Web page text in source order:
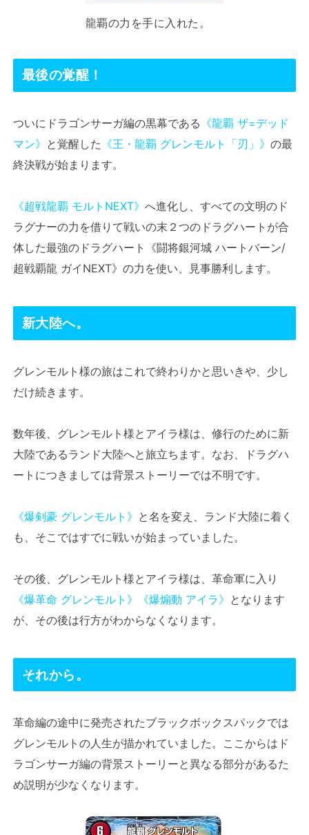
龍覇の力を手に入れた。
最後の覚醒！
ついにドラゴンサーガ編の黒幕である 《龍覇 ザ=デッド
マン》 と覚醒した 《王・龍覇 グレンモルト「刃」》 の最
終決戦が始まります。
《超戦龍覇 モルトNEXT》 へ進化し、すべての文明のド
ラグナーの力を借りて戦いの末２つのドラグハートが合
体した最強のドラグハート《闘将銀河城 ハートバーン/
超戦覇龍 ガイNEXT》の力を使い、見事勝利します。
新大陸へ。
グレンモルト様の旅はこれで終わりかと思いきや、少し
だけ続きます。
数年後、グレンモルト様とアイラ様は、修行のために新
大陸であるランド大陸へと旅立ちます。なお、ドラグハ
ートにつきましては背景ストーリーでは不明です。
《爆剣豪 グレンモルト》 と名を変え、ランド大陸に着く
も、そこではすでに戦いが始まっていました。
その後、グレンモルト様とアイラ様は、革命軍に入り
《爆革命 グレンモルト》
《爆煽動 アイラ》 となります
が、その後は行方がわからなくなります。
それから。
革命編の途中に発売されたブラックボックスパックでは
グレンモルトの人生が描かれていました。ここからはド
ラゴンサーガ編の背景ストーリーと異なる部分があるた
め説明が少なくなります。